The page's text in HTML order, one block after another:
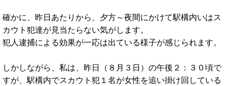
確かに、昨日あたりから、夕方～夜間にかけて駅構内いはス
カウト犯達が見当たらない気がします。
犯人逮捕による効果が一応は出ている様子が感じられます。
しかしながら、私は、昨日（８月３日）の午後２：３０頃で
すが、駅構内でスカウト犯１名が女性を追い掛け回している